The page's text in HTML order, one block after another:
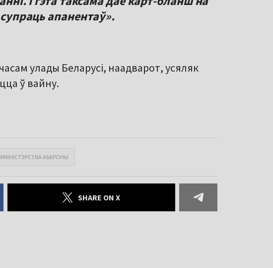
апанентаў».
улады Беларусі, наадварот, усяляк
ў вайну.
#МІНІСТЭРСТВА АБАРОНЫ
SHARE ON X